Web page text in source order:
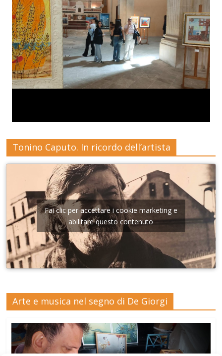
Tonino Caputo. In ricordo dell’artista
Fai clic per accettare i cookie marketing e
abilitare questo contenuto
Arte e musica nel segno di De Giorgi